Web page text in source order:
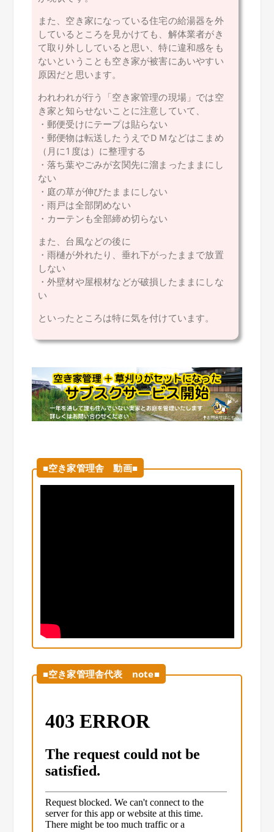
また、空き家になっている住宅の給湯器を外
しているところを見かけても、解体業者がき
て取り外ししていると思い、特に違和感をも
ないということも空き家が被害にあいやすい
原因だと思います。
われわれが行う「空き家管理の現場」では空
き家と知らせないことに注意していて、
・郵便受けにテープは貼らない
・郵便物は転送したうえでＤＭなどはこまめ
（月に1度は）に整理する
・落ち葉やごみが玄関先に溜まったままにし
ない
・庭の草が伸びたままにしない
・雨戸は全部閉めない
・カーテンも全部締め切らない
また、台風などの後に
・雨樋が外れたり、垂れ下がったままで放置
しない
・外壁材や屋根材などが破損したままにしな
い
といったところは特に気を付けています。
■空き家管理舎 動画■
■空き家管理舎代表 note■